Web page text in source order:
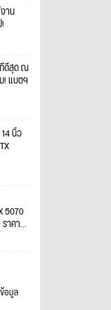
าน
ที่ดีสุด ณ
! แบตฯ
นิ้ว
5070
าคา
อมูล